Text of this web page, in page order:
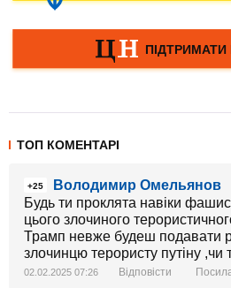
ТОП КОМЕНТАРІ
+25
Володимир Омельянов
Будь ти проклята навіки
цього злочиного
Трамп невже будеш подавати
злочинцю терористу путіну ,чи
02.02.2025 07:26 Відповісти